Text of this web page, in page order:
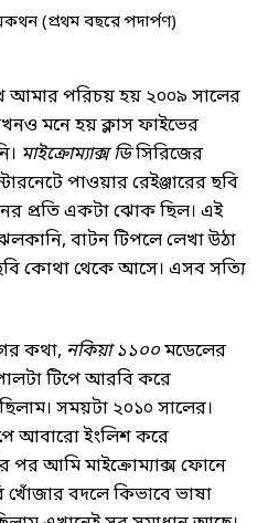
(প্রথম বছরে পদার্পণ)
আমার পরিচয় হয় ২০০৯ সালের
মনে হয় ক্লাস ফাইভের
মাইক্রোম্যাক্স ডিসিরিজের
পাওয়ার রেইঞ্জারের ছবি
প্রতি একটা ঝোক ছিল। এই
বাটন টিপলে লেখা উঠা
কোথা থেকে আসে। এসব সত্যি
কথা, নকিয়া ১১০০মডেলের
টিপে আরবি করে
সময়টা ২০১০ সালের।
আবারো ইংলিশ করে
পর আমি মাইক্রোম্যাক্স ফোনে
খোঁজার বদলে কিভাবে ভাষা